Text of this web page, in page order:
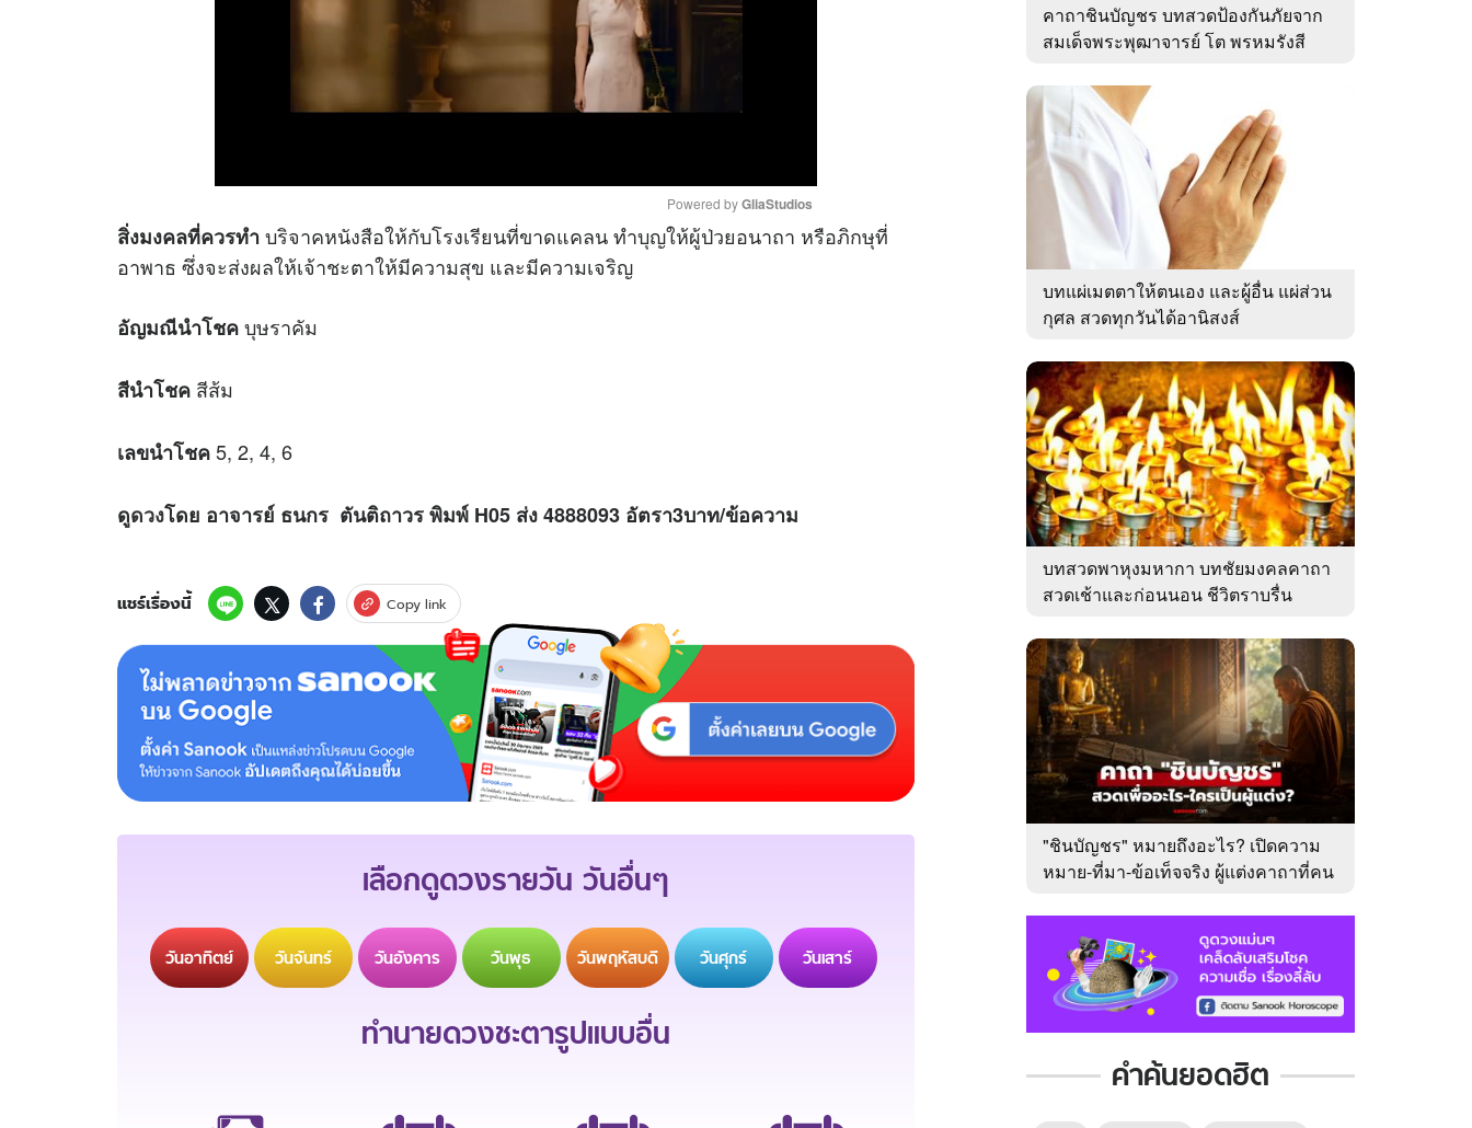
Powered by GliaStudios
สิ่งมงคลที่ควรทำบริจาคหนังสือให้กับโรงเรียนที่ขาดแคลน ทำบุญให้ผู้ป่วยอนาถา หรือภิกษุที่
อาพาธ ซึ่งจะส่งผลให้เจ้าชะตาให้มีความสุข และมีความเจริญ
อัญมณีนำโชคบุษราคัม
สีนำโชค สีส้ม
เลขนำโชค5, 2, 4, 6
ดูดวงโดย อาจารย์ ธนกร ตันติถาวร พิมพ์ H05 ส่ง 4888093 อัตรา3บาท/ข้อความ
แชร์เรื่องนี้ Copy link
เลือกดูดวงรายวัน วันอื่นๆ
วันอาทิตย์ วันจันทร์ วันอังคาร วันพุธ วันพฤหัสบดี วันศุกร์ วันเสาร์
ทำนายดวงชะตารูปแบบอื่น
คาถาชินบัญชร บทสวดป้องกันภัยจาก
สมเด็จพระพุฒาจารย์ โต พรหมรังสี
บทแผ่เมตตาให้ตนเอง และผู้อื่น แผ่ส่วน
กุศล สวดทุกวันได้อานิสงส์
บทสวดพาหุงมหากา บทชัยมงคลคาถา
สวดเช้าและก่อนนอน ชีวิตราบรื่น
"ชินบัญชร" หมายถึงอะไร? เปิดความ
หมาย-ที่มา-ข้อเท็จจริง ผู้แต่งคาถาที่คน
คำค้นยอดฮิต